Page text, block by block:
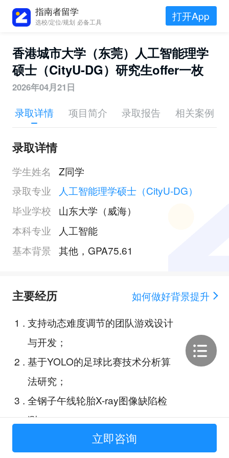
指南者留学
选校/定位/规划 必备工具 打开App
香港城市大学（东莞）人工智能理学
硕士（CityU-DG）研究生offer一枚
2026年04月21日
录取详情 项目简介 录取报告 相关案例
录取详情
学生姓名
Z同学
录取专业
人工智能理学硕士（CityU-DG）
毕业学校
山东大学（威海）
本科专业
人工智能
基本背景 其他，GPA75.61
主要经历
如何做好背景提升
1 . 支持动态难度调节的团队游戏设计
与开发；
2 . 基于YOLO的足球比赛技术分析算
法研究；
3 . 全钢子午线轮胎X-ray图像缺陷检
测；
立即咨询